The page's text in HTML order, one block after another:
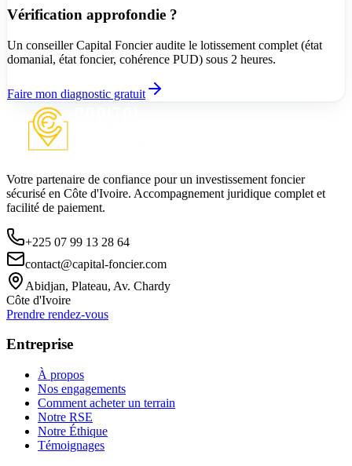
Vérification approfondie ?
Un conseiller Capital Foncier audite le lotissement complet (état
domanial, état foncier, cohérence PUD) sous 2 heures.
Faire mon diagnostic gratuit
Votre partenaire de confiance pour un investissement foncier
sécurisé en Côte d'Ivoire. Accompagnement juridique complet et
facilité de paiement.
+225 07 99 13 28 64
contact@capital-foncier.com
Abidjan, Plateau, Av. Chardy
Côte d'Ivoire
Prendre rendez-vous
Entreprise
À propos
Nos engagements
Comment acheter un terrain
Notre RSE
Notre Éthique
Témoignages